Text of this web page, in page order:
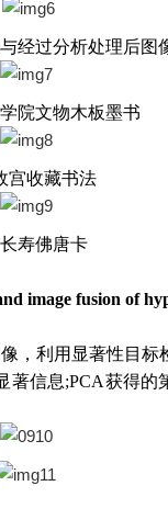
经过分析处理后图
院文物木板墨书
宫收藏书法
寿佛唐卡
image fusion of
利用显著性目
信息;PCA获得